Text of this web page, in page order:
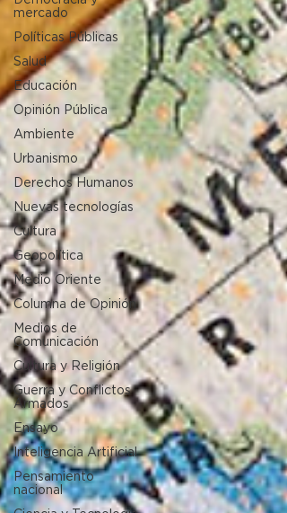
mercado
Políticas Públicas
Salud
Educación
Opinión Pública
Ambiente
Urbanismo
Derechos Humanos
Nuevas tecnologías
Cultura
Geopolítica
Medio Oriente
Columna de Opinión
Medios de
Comunicación
Cultura y Religión
Guerra y Conflictos
Armados
Ensayo
Inteligencia Artificial
Pensamiento
nacional